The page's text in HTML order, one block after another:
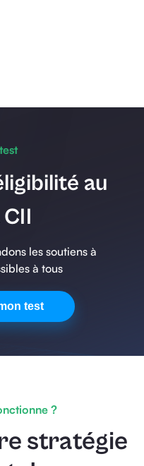
au
les soutiens à
à tous
test
?
stratégie